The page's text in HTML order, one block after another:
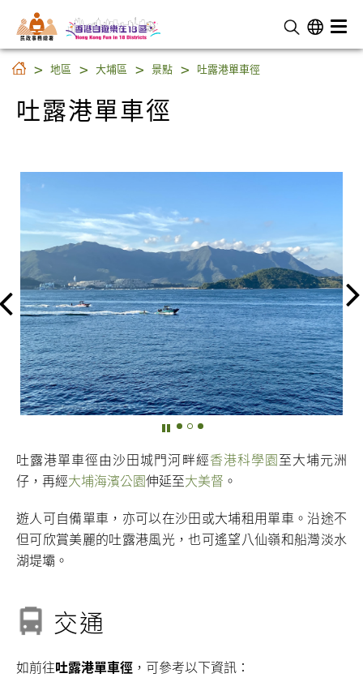
民 政 事 務 總 署
吐露港單車徑
地區 大埔區 景點 吐露港單車徑
吐露港單車徑
吐露港單車徑由沙田城門河畔經香港科學園至大埔元洲
仔，再經大埔海濱公園伸延至大美督 。
遊人可自備單車，亦可以在沙田或大埔租用單車。沿途不
但可欣賞美麗的吐露港風光，也可遙望八仙嶺和船灣淡水
湖堤壩。
交通
如前往吐露港單車徑 ，可參考以下資訊：